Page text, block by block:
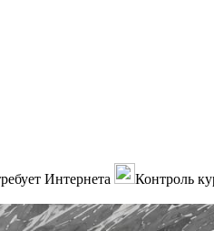
Интернета Контроль